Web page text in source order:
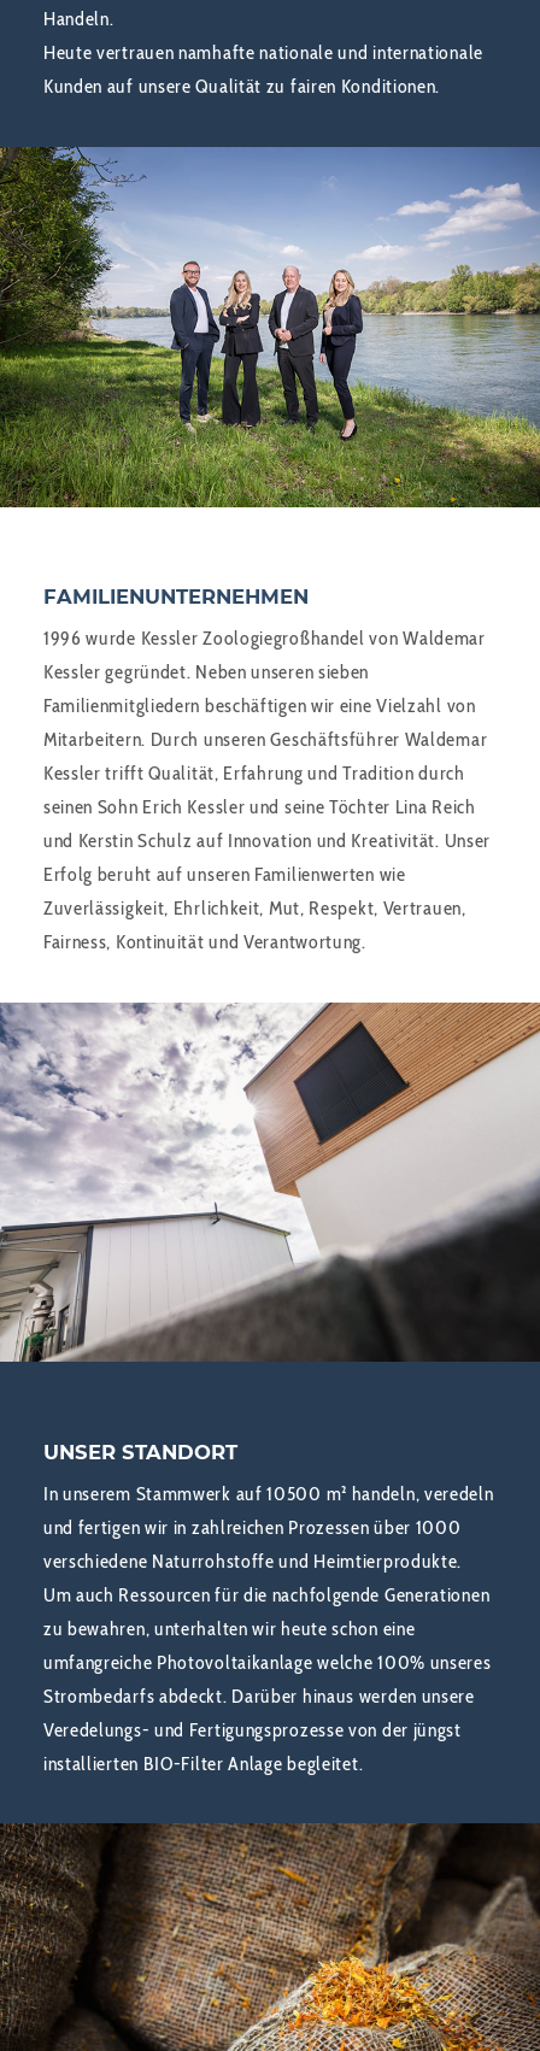
Handeln.
Heute vertrauen namhafte nationale und internationale
Kunden auf unsere Qualität zu fairen Konditionen.
FAMILIENUNTERNEHMEN
1996 wurde Kessler Zoologiegroßhandel von Waldemar
Kessler gegründet. Neben unseren sieben
Familienmitgliedern beschäftigen wir eine Vielzahl von
Mitarbeitern. Durch unseren Geschäftsführer Waldemar
Kessler trifft Qualität, Erfahrung und Tradition durch
seinen Sohn Erich Kessler und seine Töchter Lina Reich
und Kerstin Schulz auf Innovation und Kreativität. Unser
Erfolg beruht auf unseren Familienwerten wie
Zuverlässigkeit, Ehrlichkeit, Mut, Respekt, Vertrauen,
Fairness, Kontinuität und Verantwortung.
UNSER STANDORT
In unserem Stammwerk auf 10500 m² handeln, veredeln
und fertigen wir in zahlreichen Prozessen über 1000
verschiedene Naturrohstoffe und Heimtierprodukte.
Um auch Ressourcen für die nachfolgende Generationen
zu bewahren, unterhalten wir heute schon eine
umfangreiche Photovoltaikanlage welche 100% unseres
Strombedarfs abdeckt. Darüber hinaus werden unsere
Veredelungs- und Fertigungsprozesse von der jüngst
installierten BIO-Filter Anlage begleitet.